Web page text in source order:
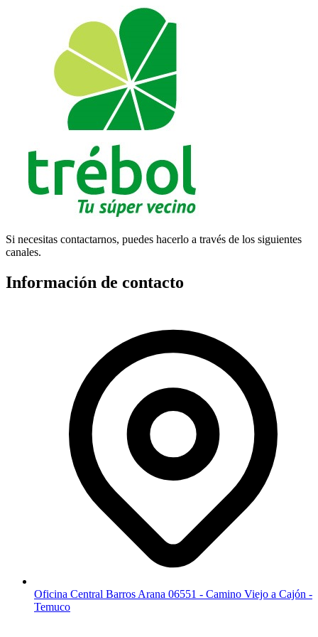
Si necesitas contactarnos, puedes hacerlo a través de los siguientes
canales.
Información de contacto
Oficina Central Barros Arana 06551 - Camino Viejo a Cajón -
Temuco